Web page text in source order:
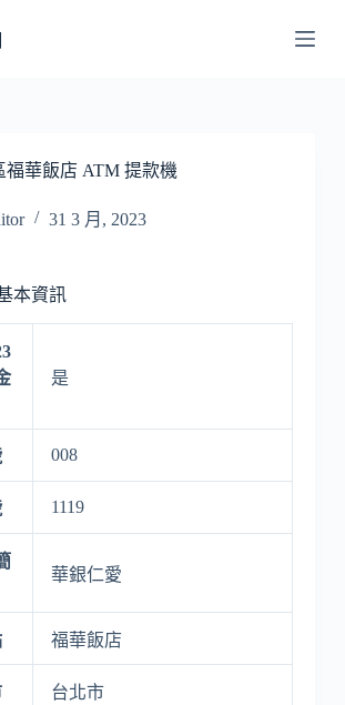
福華飯店 ATM 提款機
31 3 月, 2023
本資訊
是
008
1119
華銀仁愛
福華飯店
台北市